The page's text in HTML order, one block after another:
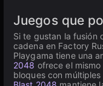
Juegos que
Si te gustan la fusión
cadena en Factory
Playgama tiene una
2048 ofrece el
bloques con